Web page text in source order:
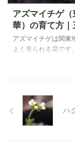
花が一面に咲く様を
しましたが、家に植
けないというように
花は咲いてくれませ
た。 そのような花が
チゲよりもアズ ...
アズマイチゲ（
華）の育て方｜
山・大柿カタク
のアズマイイゲ
アズマイチゲは関東
よく見られる花です
ほどには花が少ない
の花の性質もあるの
が、育て方にも影響
ハ